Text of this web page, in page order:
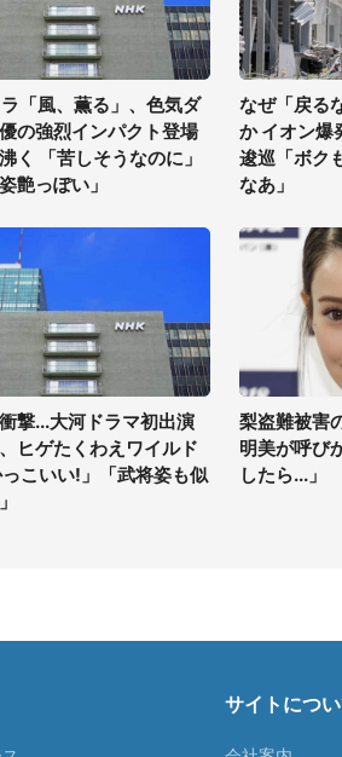
「風、薫る」、色気ダ
の強烈インパクト登場
く 「苦しそうなのに」
艶っぽい」
なぜ「戻る
か イオン爆
逡巡「ボク
なあ」
撃...大河ドラマ初出演
ヒゲたくわえワイルド
こいい!」「武将姿も似
梨盗難被害
明美が呼び
したら...」
サイトにつ